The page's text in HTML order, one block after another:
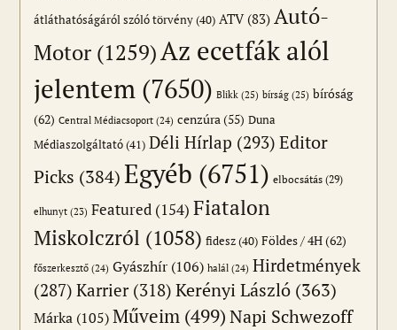
átláthatóságáról szóló törvény(40) ATV(83) Autó-
Motor (1259)Az ecetfák alól
jelentem (7650) Blikk (25) bírság (25) bíróság
(62) Central Médiacsoport (24) cenzúra (55) Duna
Médiaszolgáltató(41) Déli Hírlap (293) Editor
Picks (384)Egyéb (6751) elbocsátás (29)
elhunyt (23) Featured (154) Fiatalon
Miskolczról (1058) fidesz(40) Földes / 4H(62)
főszerkesztő (24) Gyászhír (106) halál (24) Hirdetmények
(287) Karrier(318) Kerényi László (363)
Márka (105) Műveim (499)Napi Schwezoff